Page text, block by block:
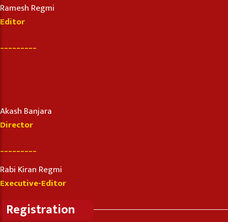
Ramesh Regmi
Editor
Akash Banjara
Director
Rabi Kiran Regmi
Executive-Editor
Registration